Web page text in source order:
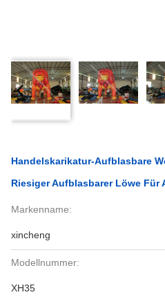
Handelskarikatur-Aufblasbare
Riesiger Aufblasbarer Löwe Für
Markenname:
xincheng
Modellnummer:
XH35